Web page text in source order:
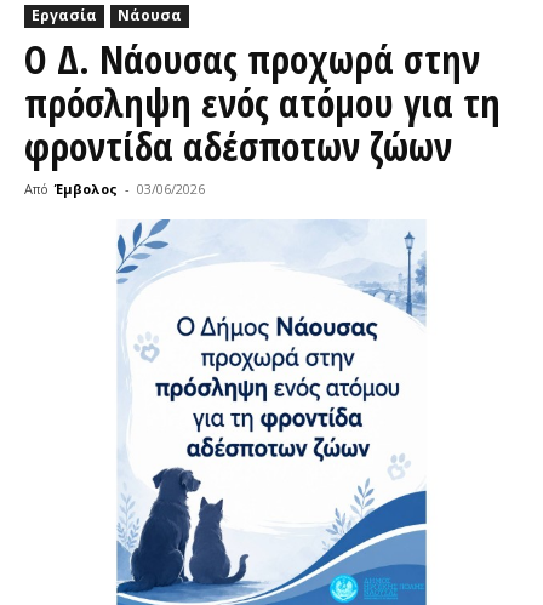
Εργασία Νάουσα
Ο Δ. Νάουσας προχωρά στην
πρόσληψη ενός ατόμου για τη
φροντίδα αδέσποτων ζώων
Από Έμβολος - 03/06/2026